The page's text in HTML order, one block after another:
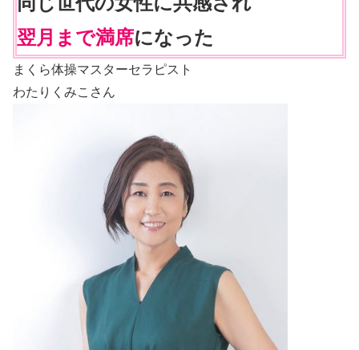
翌月まで満席になった
まくら体操マスターセラピスト
わたりくみこさん